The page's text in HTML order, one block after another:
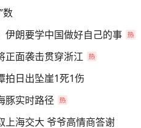
数
伊朗要学中国做好自己的事
正面袭击贯穿浙江
拍日出坠崖1死1伤
豚实时路径
上海交大 爷爷高情商答谢